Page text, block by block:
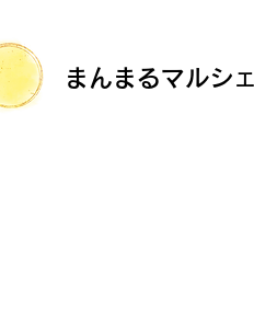
まんまるマルシェ